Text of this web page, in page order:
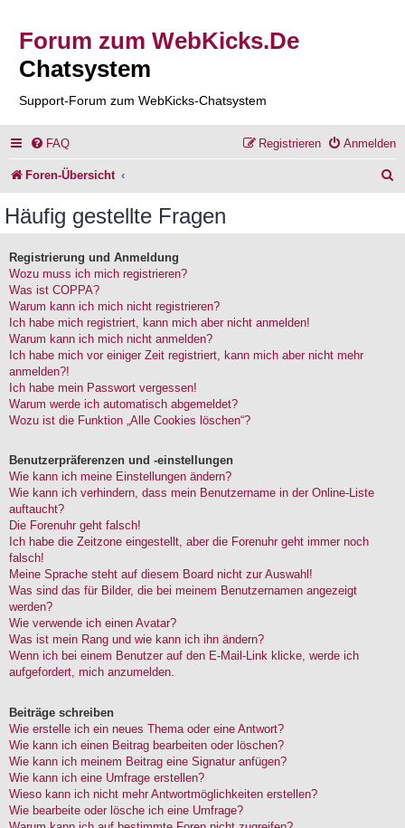
Forum zum WebKicks.De
Chatsystem
Support-Forum zum WebKicks-Chatsystem
FAQ Anmelden
Registrieren
Foren-Übersicht
Häufig gestellte Fragen
Registrierung und Anmeldung
Wozu muss ich mich registrieren?
Was ist COPPA?
Warum kann ich mich nicht registrieren?
Ich habe mich registriert, kann mich aber nicht anmelden!
Warum kann ich mich nicht anmelden?
Ich habe mich vor einiger Zeit registriert, kann mich aber nicht mehr
anmelden?!
Ich habe mein Passwort vergessen!
Warum werde ich automatisch abgemeldet?
Wozu ist die Funktion „Alle Cookies löschen“?
Benutzerpräferenzen und -einstellungen
Wie kann ich meine Einstellungen ändern?
Wie kann ich verhindern, dass mein Benutzername in der Online-Liste
auftaucht?
Die Forenuhr geht falsch!
Ich habe die Zeitzone eingestellt, aber die Forenuhr geht immer noch
falsch!
Meine Sprache steht auf diesem Board nicht zur Auswahl!
Was sind das für Bilder, die bei meinem Benutzernamen angezeigt
werden?
Wie verwende ich einen Avatar?
Was ist mein Rang und wie kann ich ihn ändern?
Wenn ich bei einem Benutzer auf den E-Mail-Link klicke, werde ich
aufgefordert, mich anzumelden.
Beiträge schreiben
Wie erstelle ich ein neues Thema oder eine Antwort?
Wie kann ich einen Beitrag bearbeiten oder löschen?
Wie kann ich meinem Beitrag eine Signatur anfügen?
Wie kann ich eine Umfrage erstellen?
Wieso kann ich nicht mehr Antwortmöglichkeiten erstellen?
Wie bearbeite oder lösche ich eine Umfrage?